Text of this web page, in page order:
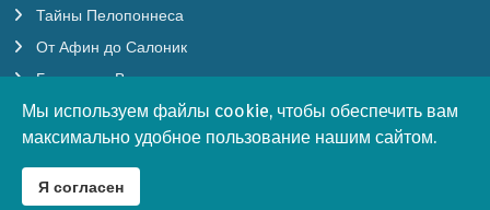
Мы используем файлы cookie, чтобы обеспечить вам
максимально удобное пользование нашим сайтом.
Я согласен
Тайны Пелопоннеса
От Афин до Салоник
Будапешт, Вена
Бургундия
Бенилюкс
Япония
Мы используем файлы cookie, чтобы обеспечить вам
максимально удобное пользование нашим сайтом.
Я согласен